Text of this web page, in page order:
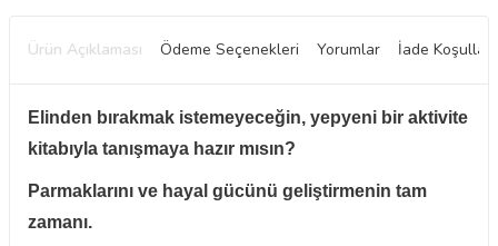
Ürün Açıklaması Ödeme Seçenekleri Yorumlar İade Koşulları
Elinden bırakmak istemeyeceğin, yepyeni bir aktivite
kitabıyla tanışmaya hazır mısın?
Parmaklarını ve hayal gücünü geliştirmenin tam
zamanı.